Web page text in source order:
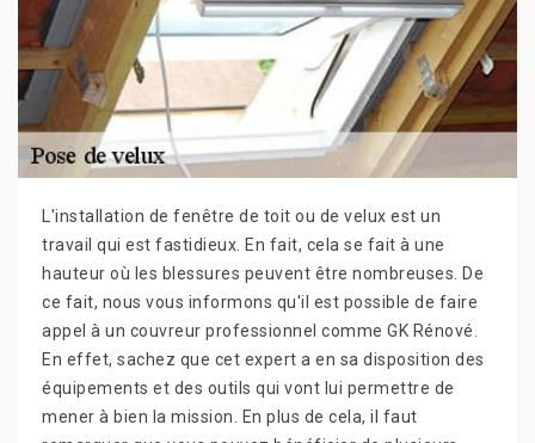
L'installation de fenêtre de toit ou de velux est un
travail qui est fastidieux. En fait, cela se fait à une
hauteur où les blessures peuvent être nombreuses. De
ce fait, nous vous informons qu'il est possible de faire
appel à un couvreur professionnel comme GK Rénové.
En effet, sachez que cet expert a en sa disposition des
équipements et des outils qui vont lui permettre de
mener à bien la mission. En plus de cela, il faut